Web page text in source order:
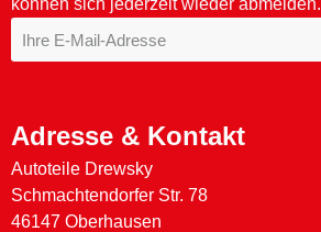
können sich jederzeit wieder abmelden.
Adresse & Kontakt
Autoteile Drewsky
Schmachtendorfer Str. 78
46147 Oberhausen